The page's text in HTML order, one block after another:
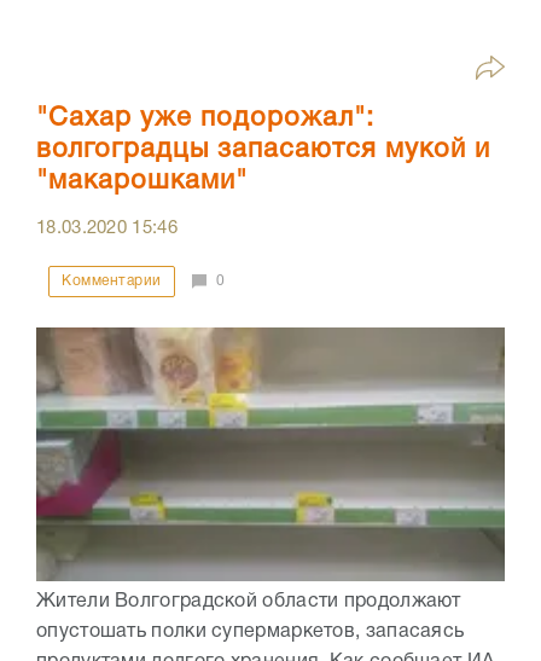
"Сахар уже подорожал":
волгоградцы запасаются мукой и
"макарошками"
18.03.2020 15:46
Комментарии 0
Жители Волгоградской области продолжают
опустошать полки супермаркетов, запасаясь